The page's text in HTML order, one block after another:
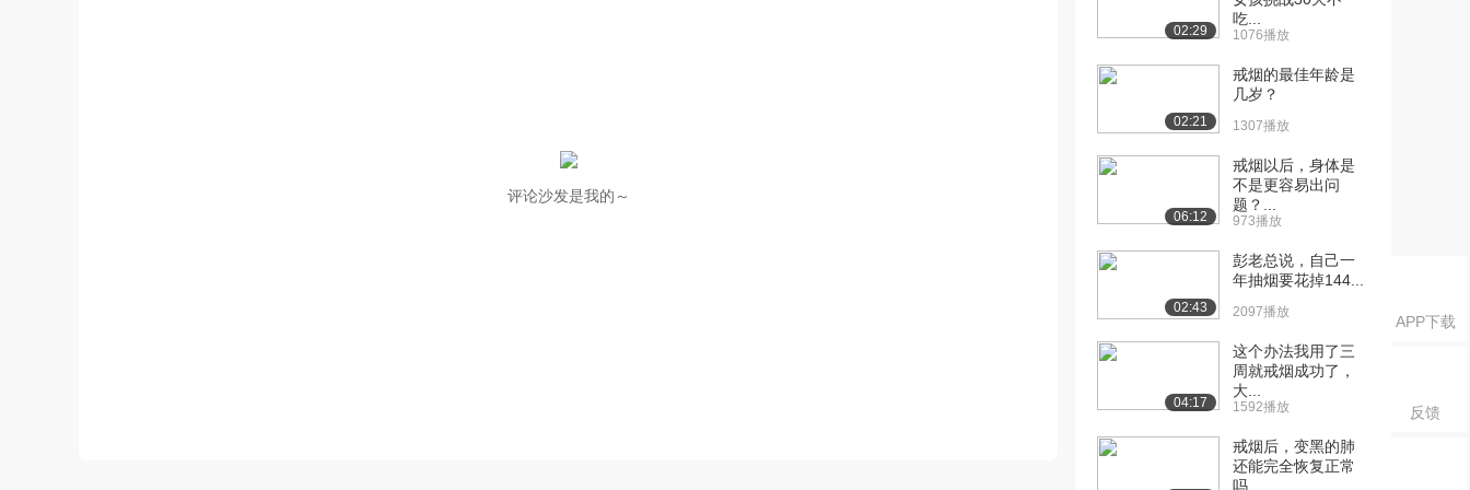
APP下载
反馈
评论沙发是我的～
02:29
吃...
1076播放
02:21
戒烟的最佳年龄是
几岁？
1307播放
06:12
戒烟以后，身体是
不是更容易出问
题？...
973播放
02:43
彭老总说，自己一
年抽烟要花掉144...
2097播放
04:17
这个办法我用了三
周就戒烟成功了，
大...
1592播放
戒烟后，变黑的肺
还能完全恢复正常
吗...